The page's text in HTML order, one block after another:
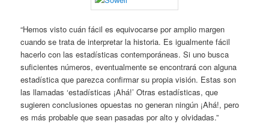
“Hemos visto cuán fácil es equivocarse por amplio margen
cuando se trata de interpretar la historia. Es igualmente fácil
hacerlo con las estadísticas contemporáneas. Si uno busca
suficientes números, eventualmente se encontrará con alguna
estadística que parezca confirmar su propia visión. Estas son
las llamadas ‘estadísticas ¡Ahá!’ Otras estadísticas, que
sugieren conclusiones opuestas no generan ningún ¡Ahá!, pero
es más probable que sean pasadas por alto y olvidadas.”